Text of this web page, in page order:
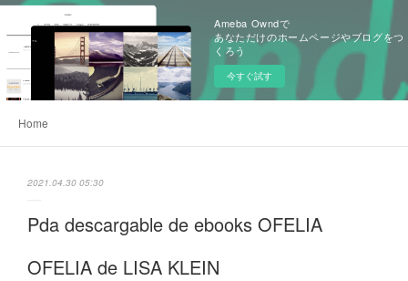
Ameba Owndで
あなただけのホームページやブログをつ
くろう
今すぐ試す
Home
2021.04.30 05:30
Pda descargable de ebooks OFELIA
OFELIA de LISA KLEIN